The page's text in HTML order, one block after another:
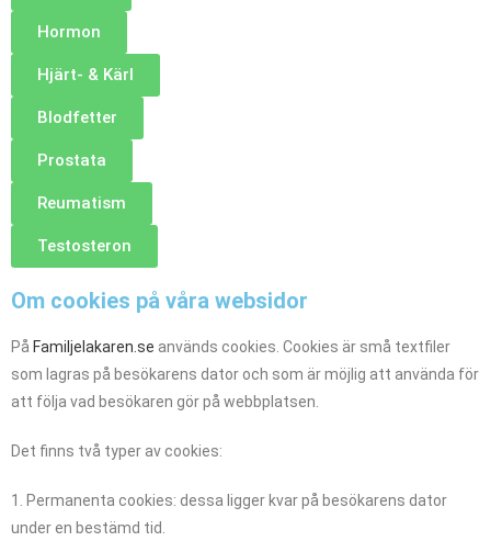
Hormon
Hjärt- & Kärl
Blodfetter
Prostata
Reumatism
Testosteron
Om cookies på våra websidor
På Familjelakaren.se används cookies. Cookies är små textfiler
som lagras på besökarens dator och som är möjlig att använda för
att följa vad besökaren gör på webbplatsen.
Det finns två typer av cookies:
1. Permanenta cookies: dessa ligger kvar på besökarens dator
under en bestämd tid.